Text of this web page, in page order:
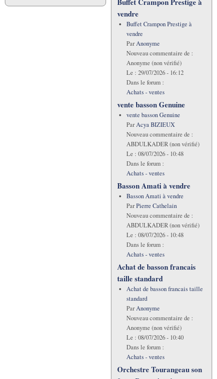
vendre
Buffet Crampon Prestige à
vendre
ParAnonyme
Nouveau commentaire de :
Anonyme (non vérifié)
Le : 29/07/2026 - 16:12
Dans le forum :
Achats - ventes
vente basson Genuine
vente basson Genuine
ParAcya BIZIEUX
Nouveau commentaire de :
ABDULKADER (non vérifié)
Le : 08/07/2026 - 10:48
Dans le forum :
Achats - ventes
Basson Amati à vendre
Basson Amati à vendre
ParPierre Cathelain
Nouveau commentaire de :
ABDULKADER (non vérifié)
Le : 08/07/2026 - 10:48
Dans le forum :
Achats - ventes
Achat de basson francais
taille standard
Achat de basson francais taille
standard
ParAnonyme
Nouveau commentaire de :
Anonyme (non vérifié)
Le : 08/07/2026 - 10:40
Dans le forum :
Achats - ventes
Orchestre Tourangeau son